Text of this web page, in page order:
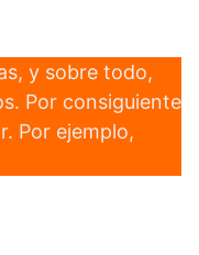
y sobre todo,
Por consiguiente
Por ejemplo,